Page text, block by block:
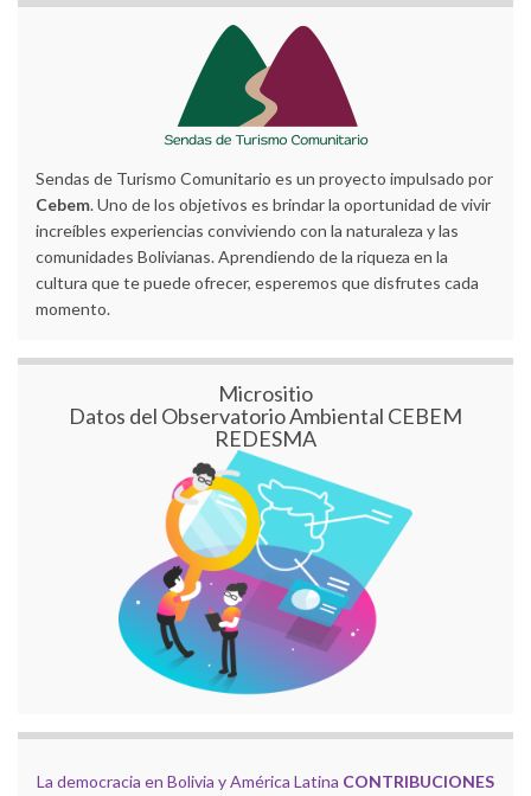
Sendas de Turismo Comunitario es un proyecto impulsado por
Cebem. Uno de los objetivos es brindar la oportunidad de vivir
increíbles experiencias conviviendo con la naturaleza y las
comunidades Bolivianas. Aprendiendo de la riqueza en la
cultura que te puede ofrecer, esperemos que disfrutes cada
momento.
Micrositio
Datos del Observatorio Ambiental CEBEM
REDESMA
La democracia en Bolivia y América Latina CONTRIBUCIONES